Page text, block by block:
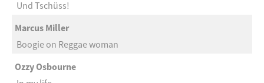
Und Tschüss!
Marcus Miller
Boogie on Reggae woman
Ozzy Osbourne